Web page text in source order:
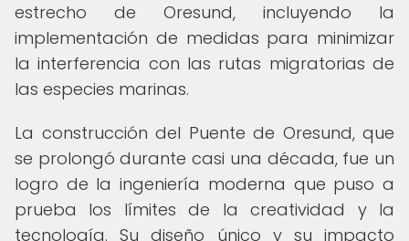
estrecho de Oresund, incluyendo la
implementación de medidas para minimizar
la interferencia con las rutas migratorias de
las especies marinas.
La construcción del Puente de Oresund, que
se prolongó durante casi una década, fue un
logro de la ingeniería moderna que puso a
prueba los límites de la creatividad y la
tecnología. Su diseño único y su impacto